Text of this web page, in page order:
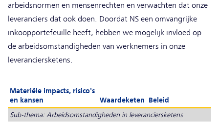
arbeidsnormen en mensenrechten en verwachten dat onze
leveranciers dat ook doen. Doordat NS een omvangrijke
inkoopportefeuille heeft, hebben we mogelijk invloed op
de arbeidsomstandigheden van werknemers in onze
leveranciersketens.
Materiële impacts, risico's
en kansen
Waardeketen
Beleid
Sub-thema: Arbeidsomstandigheden in leveranciersketens